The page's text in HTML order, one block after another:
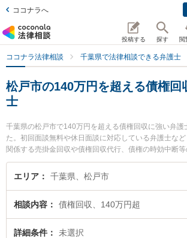
ココナラへ
投稿する 探す 閲
ココナラ法律相談 千葉県で法律相談できる弁護士
松戸市の140万円を超える債権回
士
千葉県の松戸市で140万円を超える債権回収に強い弁護
た。初回面談無料や休日面談に対応している弁護士な
関係する売掛金回収や債権回収代行、債権の時効中断
込み検索もでき便利です。特にときわ綜合法律事務所
総合法律事務所の関野 裕介弁護士、ウイング法律事務
談したい』『140万円を超える債権回収のトラブル解決
護士を検索したい』『初回相談無料で140万円を超える
きる松戸市内の弁護士に相談予約したい』などでお困
エリア 千葉県、松戸市
相談内容 債権回収、140万円超
詳細条件 未選択